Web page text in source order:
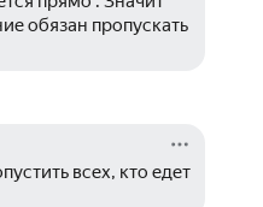
обязан пропускать
всех, кто едет